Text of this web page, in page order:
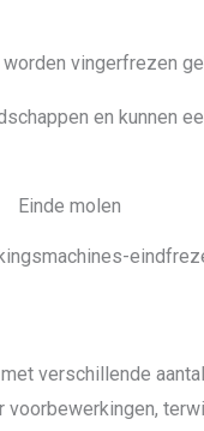
vingerfrezen
en kunnen
verschillende